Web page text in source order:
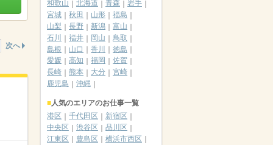
次へ
和歌山
北海道 青森
岩手
宮城
秋田 山形
福島
山梨
長野 新潟
富山
石川
福井 岡山
鳥取
島根
山口 香川
徳島
愛媛
高知 福岡
佐賀
長崎
熊本 大分
宮崎
鹿児島
沖縄
人気のエリアのお仕事一覧
港区
千代田区
新宿区
中央区
渋谷区
品川区
江東区
豊島区
横浜市西区